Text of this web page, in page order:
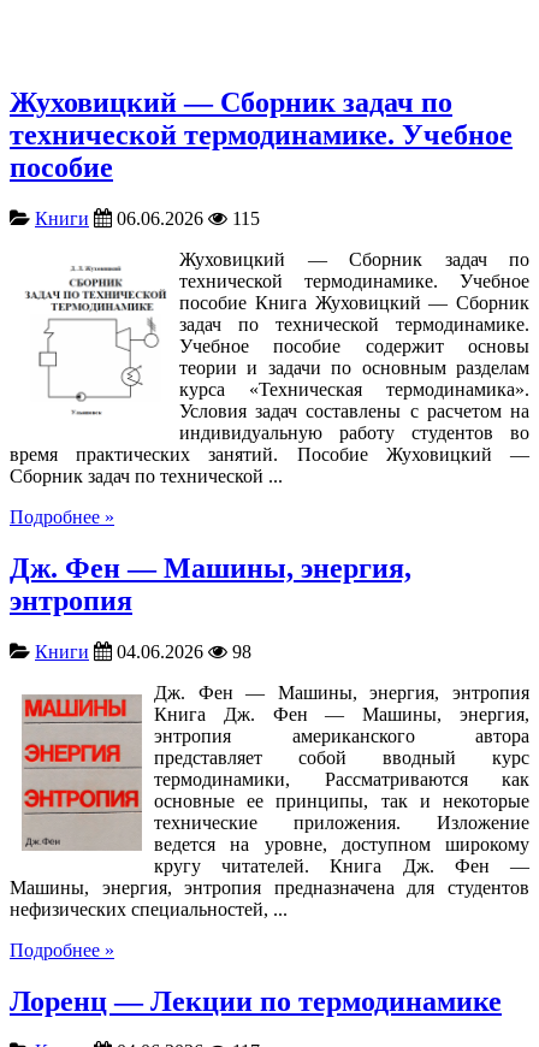
Жуховицкий — Сборник задач по
технической термодинамике. Учебное
пособие
Книги 06.06.2026
115
Жуховицкий — Сборник задач по
технической термодинамике. Учебное
пособие Книга Жуховицкий — Сборник
задач по технической термодинамике.
Учебное пособие содержит основы
теории и задачи по основным разделам
курса «Техническая термодинамика».
Условия задач составлены с расчетом на
индивидуальную работу студентов во
время практических занятий. Пособие Жуховицкий —
Сборник задач по технической ...
Подробнее »
Дж. Фен — Машины, энергия,
энтропия
Книги 04.06.2026
98
Дж. Фен — Машины, энергия, энтропия
Книга Дж. Фен — Машины, энергия,
энтропия американского автора
представляет собой вводный курс
термодинамики, Рассматриваются как
основные ее принципы, так и некоторые
технические приложения. Изложение
ведется на уровне, доступном широкому
кругу читателей. Книга Дж. Фен —
Машины, энергия, энтропия предназначена для студентов
нефизических специальностей, ...
Подробнее »
Лоренц — Лекции по термодинамике